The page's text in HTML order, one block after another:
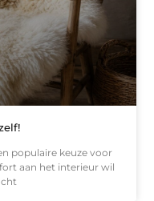
populaire keuze voor
aan het interieur wil